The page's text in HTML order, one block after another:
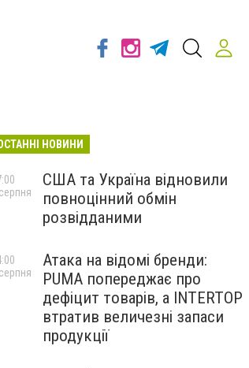
НОВИНИ
США та Україна відновили
повноцінний обмін
розвідданими
Атака на відомі бренди:
PUMA попереджає про
дефіцит товарів, а INTERTOP
втратив величезні запаси
продукції